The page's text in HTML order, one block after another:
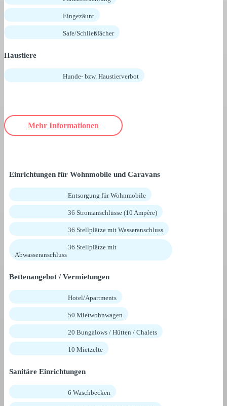
Eingezäunt
Safe/Schließfächer
Haustiere
Hunde- bzw. Haustierverbot
Mehr Informationen
Einrichtungen für Wohnmobile und Caravans
Entsorgung für Wohnmobile
36 Stromanschlüsse (10 Ampère)
36 Stellplätze mit Wasseranschluss
36 Stellplätze mit
Abwasseranschluss
Bettenangebot / Vermietungen
Hotel/Apartments
50 Mietwohnwagen
20 Bungalows / Hütten / Chalets
10 Mietzelte
Sanitäre Einrichtungen
6 Waschbecken